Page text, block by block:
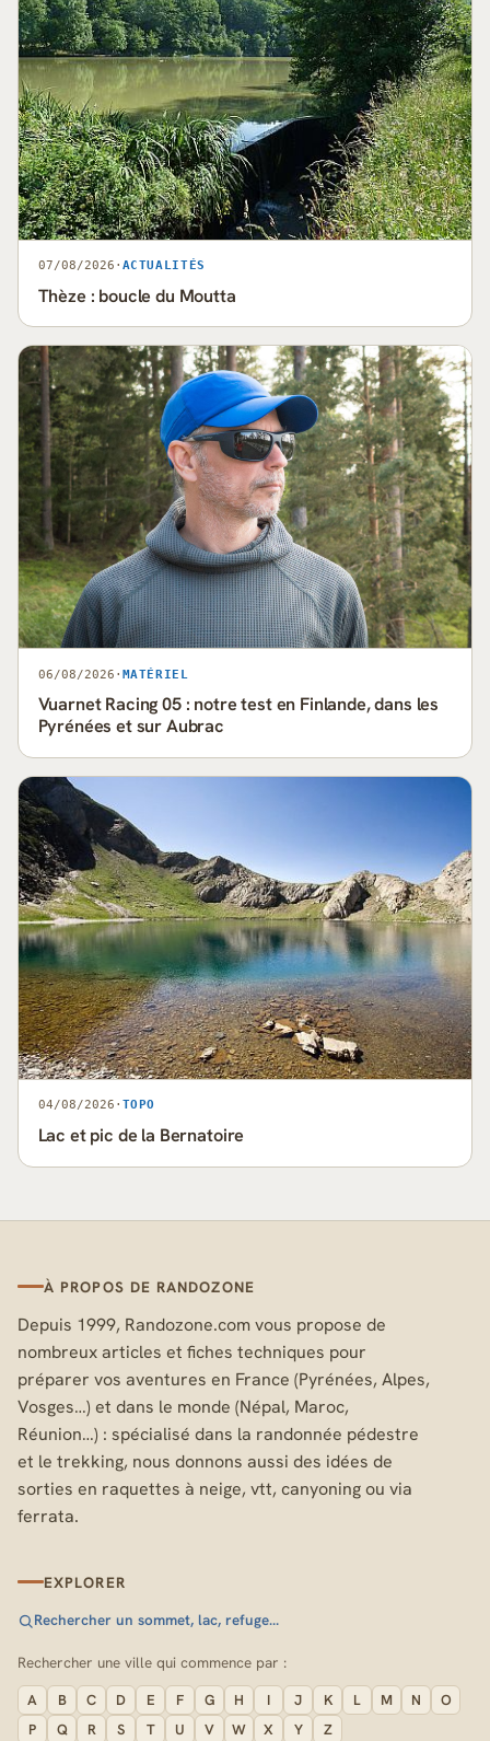
07/08/2026 · ACTUALITÉS
Thèze : boucle du Moutta
06/08/2026 · MATÉRIEL
Vuarnet Racing 05 : notre test en Finlande, dans les
Pyrénées et sur Aubrac
04/08/2026 · TOPO
Lac et pic de la Bernatoire
À PROPOS DE RANDOZONE
Depuis 1999, Randozone.com vous propose de
nombreux articles et fiches techniques pour
préparer vos aventures en France (Pyrénées, Alpes,
Vosges…) et dans le monde (Népal, Maroc,
Réunion…) : spécialisé dans la randonnée pédestre
et le trekking, nous donnons aussi des idées de
sorties en raquettes à neige, vtt, canyoning ou via
ferrata.
EXPLORER
Rechercher un sommet, lac, refuge…
Rechercher une ville qui commence par :
A B C D E F G H I J K L M N
O
P
Q R S T U V W X Y Z